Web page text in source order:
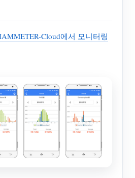
Cloud에서 모니터링